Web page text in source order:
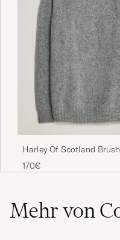
Laadukas
LASSI H GEKAUFT
Mjuk och skön
MIKAEL J GEKAUFT
Mycket bra
ANNA C GEKAUFT
Harley Of Scotland
Supersoft Lambswool
Mid Grey
170€
Mehr von